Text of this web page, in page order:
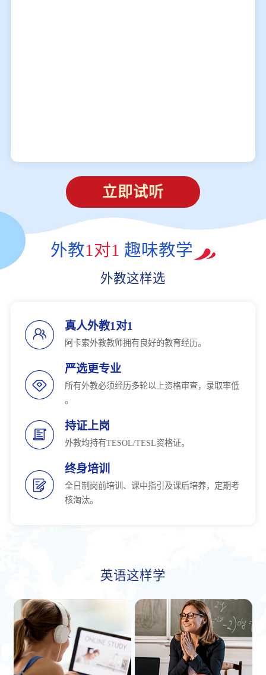
立即试听
外教1对1 趣味教学
外教这样选
真人外教1对1
阿卡索外教教师拥有良好的教育经历。
严选更专业
所有外教必须经历多轮以上资格审查，录取率低
。
持证上岗
外教均持有TESOL/TESL资格证。
终身培训
全日制岗前培训、课中指引及课后培养，定期考
核淘汰。
英语这样学